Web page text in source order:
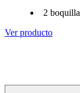
2
Ver producto